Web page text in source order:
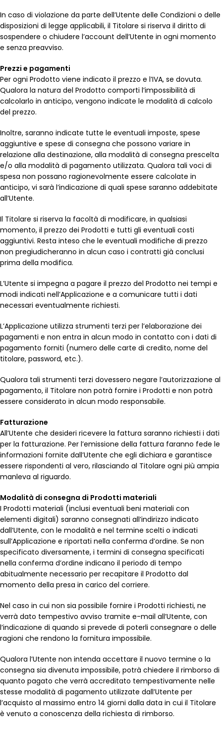
In caso di violazione da parte dell’Utente delle Condizioni o delle
disposizioni di legge applicabili, il Titolare si riserva il diritto di
sospendere o chiudere l’account dell’Utente in ogni momento
e senza preavviso.
Prezzi e pagamenti
Per ogni Prodotto viene indicato il prezzo e l’IVA, se dovuta.
Qualora la natura del Prodotto comporti l’impossibilità di
calcolarlo in anticipo, vengono indicate le modalità di calcolo
del prezzo.
Inoltre, saranno indicate tutte le eventuali imposte, spese
aggiuntive e spese di consegna che possono variare in
relazione alla destinazione, alla modalità di consegna prescelta
e/o alla modalità di pagamento utilizzata. Qualora tali voci di
spesa non possano ragionevolmente essere calcolate in
anticipo, vi sarà l’indicazione di quali spese saranno addebitate
all’Utente.
Il Titolare si riserva la facoltà di modificare, in qualsiasi
momento, il prezzo dei Prodotti e tutti gli eventuali costi
aggiuntivi. Resta inteso che le eventuali modifiche di prezzo
non pregiudicheranno in alcun caso i contratti già conclusi
prima della modifica.
L’Utente si impegna a pagare il prezzo del Prodotto nei tempi e
modi indicati nell’Applicazione e a comunicare tutti i dati
necessari eventualmente richiesti.
L’Applicazione utilizza strumenti terzi per l’elaborazione dei
pagamenti e non entra in alcun modo in contatto con i dati di
pagamento forniti (numero delle carte di credito, nome del
titolare, password, etc.).
Qualora tali strumenti terzi dovessero negare l’autorizzazione al
pagamento, il Titolare non potrà fornire i Prodotti e non potrà
essere considerato in alcun modo responsabile.
Fatturazione
All’Utente che desideri ricevere la fattura saranno richiesti i dati
per la fatturazione. Per l’emissione della fattura faranno fede le
informazioni fornite dall’Utente che egli dichiara e garantisce
essere rispondenti al vero, rilasciando al Titolare ogni più ampia
manleva al riguardo.
Modalità di consegna di Prodotti materiali
I Prodotti materiali (inclusi eventuali beni materiali con
elementi digitali) saranno consegnati all’indirizzo indicato
dall’Utente, con le modalità e nel termine scelti o indicati
sull’Applicazione e riportati nella conferma d’ordine. Se non
specificato diversamente, i termini di consegna specificati
nella conferma d’ordine indicano il periodo di tempo
abitualmente necessario per recapitare il Prodotto dal
momento della presa in carico del corriere.
Nel caso in cui non sia possibile fornire i Prodotti richiesti, ne
verrà dato tempestivo avviso tramite e-mail all’Utente, con
l’indicazione di quando si prevede di poterli consegnare o delle
ragioni che rendono la fornitura impossibile.
Qualora l’Utente non intenda accettare il nuovo termine o la
consegna sia divenuta impossibile, potrà chiedere il rimborso di
quanto pagato che verrà accreditato tempestivamente nelle
stesse modalità di pagamento utilizzate dall’Utente per
l’acquisto al massimo entro 14 giorni dalla data in cui il Titolare
è venuto a conoscenza della richiesta di rimborso.